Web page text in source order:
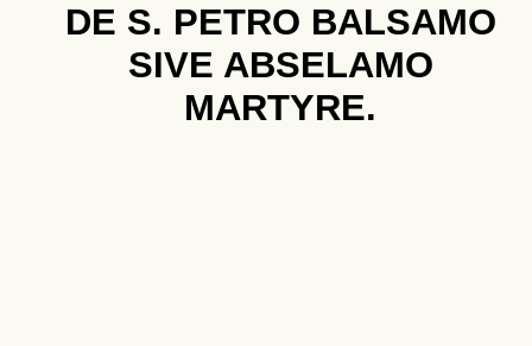
DE S. PETRO BALSAMO
SIVE ABSELAMO
MARTYRE.